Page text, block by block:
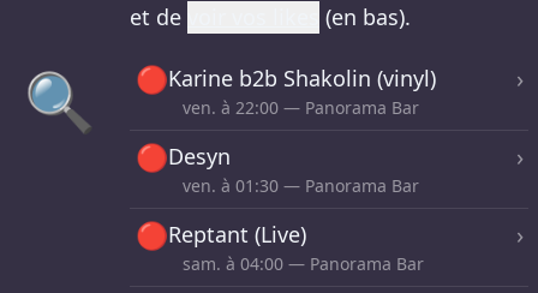
🔍
et de
(en bas).
🔴Karine b2b Shakolin (vinyl) ›
ven. à 22:00 — Panorama Bar
🔴Desyn ›
ven. à 01:30 — Panorama Bar
🔴Reptant (Live) ›
sam. à 04:00 — Panorama Bar